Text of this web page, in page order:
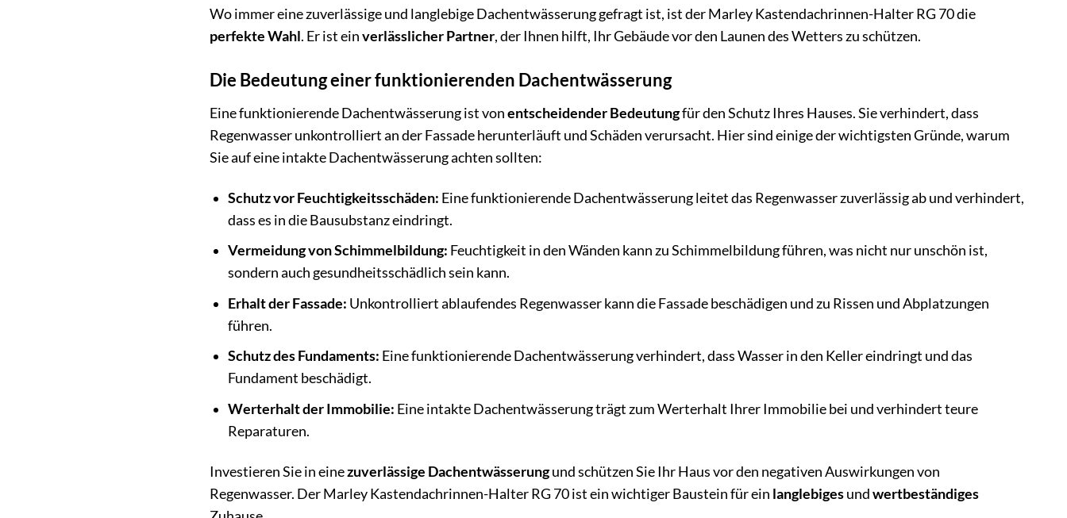
Wo immer eine zuverlässige und langlebige Dachentwässerung gefragt ist, ist der Marley Kastendachrinnen-Halter RG 70 die
perfekte Wahl. Er ist einverlässlicher Partner, der Ihnen hilft, Ihr Gebäude vor den Launen des Wetters zu schützen.
Die Bedeutung einer funktionierenden Dachentwässerung
Eine funktionierende Dachentwässerung ist vonentscheidender Bedeutungfür den Schutz Ihres Hauses. Sie verhindert, dass
Regenwasser unkontrolliert an der Fassade herunterläuft und Schäden verursacht. Hier sind einige der wichtigsten Gründe, warum
Sie auf eine intakte Dachentwässerung achten sollten:
Schutz vor Feuchtigkeitsschäden: Eine funktionierende Dachentwässerung leitet das Regenwasser zuverlässig ab und verhindert,
dass es in die Bausubstanz eindringt.
Vermeidung von Schimmelbildung: Feuchtigkeit in den Wänden kann zu Schimmelbildung führen, was nicht nur unschön ist,
sondern auch gesundheitsschädlich sein kann.
Erhalt der Fassade: Unkontrolliert ablaufendes Regenwasser kann die Fassade beschädigen und zu Rissen und Abplatzungen
führen.
Schutz des Fundaments: Eine funktionierende Dachentwässerung verhindert, dass Wasser in den Keller eindringt und das
Fundament beschädigt.
Werterhalt der Immobilie: Eine intakte Dachentwässerung trägt zum Werterhalt Ihrer Immobilie bei und verhindert teure
Reparaturen.
Investieren Sie in einezuverlässige Dachentwässerungund schützen Sie Ihr Haus vor den negativen Auswirkungen von
Regenwasser. Der Marley Kastendachrinnen-Halter RG 70 ist ein wichtiger Baustein für ein langlebigesundwertbeständiges